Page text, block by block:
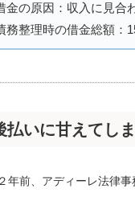
金の原因：収入に見合
務整理時の借金総額：
払いに甘えてし
年前、アディーレ法律事